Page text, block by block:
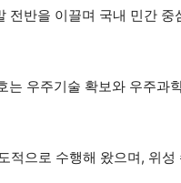
전반을 이끌며 국내 민간 중
는 우주기술 확보와 우주과
적으로 수행해 왔으며, 위성